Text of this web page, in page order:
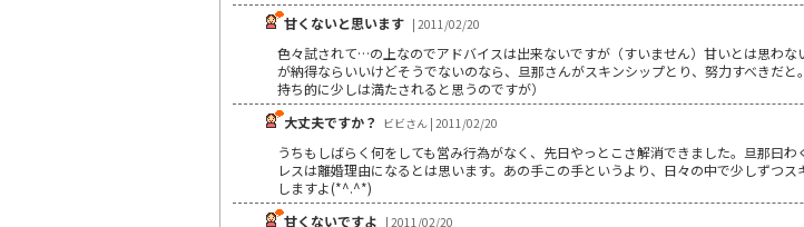
甘くないと思います | 2011/02/20
色々試されて…の上なのでアドバイスは出来ないですが（すいません）甘いとは思わ
が納得ならいいけどそうでないのなら、旦那さんがスキンシップとり、努力すべきだ
持ち的に少しは満たされると思うのですが）
大丈夫ですか？ ビビさん | 2011/02/20
うちもしばらく何をしても営み行為がなく、先日やっとこさ解消できました。旦那曰
レスは離婚理由になるとは思います。あの手この手というより、日々の中で少しずつ
しますよ(*^.^*)
甘くないですよ | 2011/02/20